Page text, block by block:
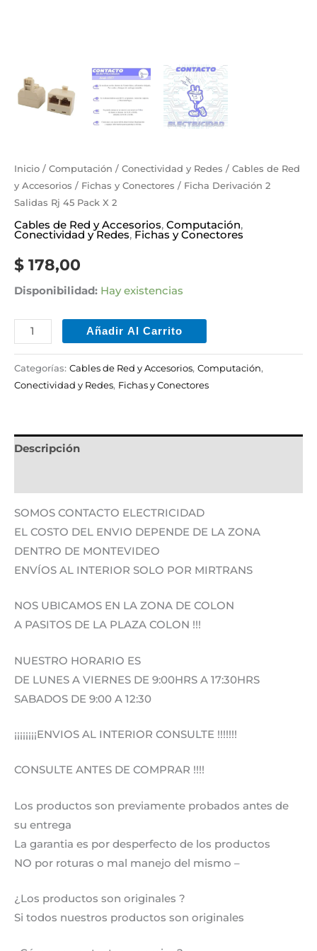
Inicio / Computación / Conectividad y Redes / Cables de Red
y Accesorios / Fichas y Conectores / Ficha Derivación 2
Salidas Rj 45 Pack X 2
Cables de Red y Accesorios, Computación,
Conectividad y Redes, Fichas y Conectores
$ 178,00
Disponibilidad: Hay existencias
Añadir Al Carrito
Categorías: Cables de Red y Accesorios, Computación,
Conectividad y Redes, Fichas y Conectores
Descripción
SOMOS CONTACTO ELECTRICIDAD
EL COSTO DEL ENVIO DEPENDE DE LA ZONA
DENTRO DE MONTEVIDEO
ENVÍOS AL INTERIOR SOLO POR MIRTRANS
NOS UBICAMOS EN LA ZONA DE COLON
A PASITOS DE LA PLAZA COLON !!!
NUESTRO HORARIO ES
DE LUNES A VIERNES DE 9:00HRS A 17:30HRS
SABADOS DE 9:00 A 12:30
¡¡¡¡¡¡¡¡ENVIOS AL INTERIOR CONSULTE !!!!!!!
CONSULTE ANTES DE COMPRAR !!!!
Los productos son previamente probados antes de
su entrega
La garantia es por desperfecto de los productos
NO por roturas o mal manejo del mismo –
¿Los productos son originales ?
Si todos nuestros productos son originales